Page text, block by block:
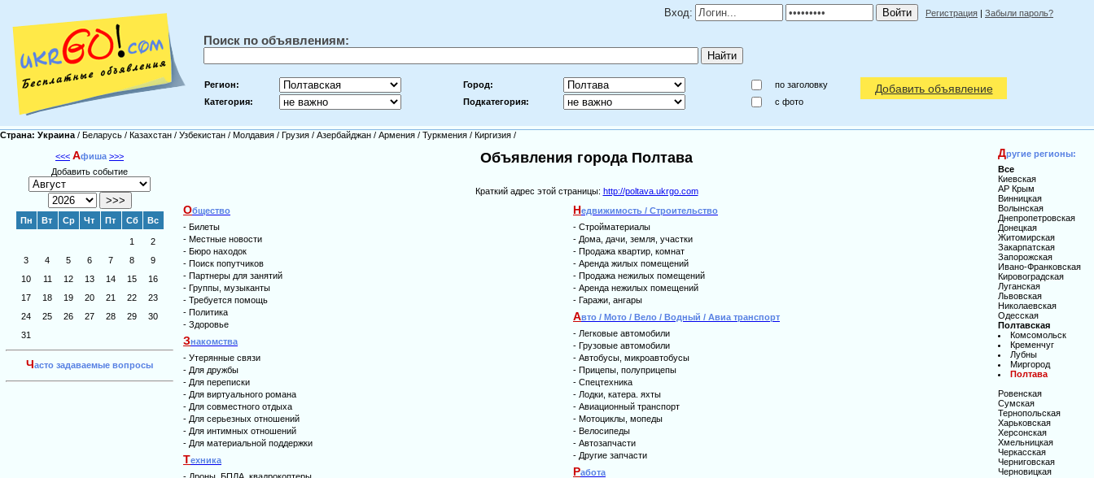
Вход: Регистрация | Забыли пароль?
Поиск по объявлениям:
Регион: Город:
по заголовку
Категория:
Подкатегория: c фото
Добавить объявление
Страна: Украина / Беларусь / Казахстан / Узбекистан / Молдавия / Грузия / Азербайджан / Армения / Туркмения / Киргизия /
<<< Афиша >>>
Добавить событие
Пн Вт Ср Чт Пт Сб Вс
1
2
3
4 5 6 7 8
9
10
11 12 13 14 15
16
17
18 19 20 21 22
23
24
25 26 27 28 29
30
31
Часто задаваемые вопросы
Объявления города Полтава
Краткий адрес этой страницы: http://poltava.ukrgo.com
Общество
- Билеты
- Местные новости
- Бюро находок
- Поиск попутчиков
- Партнеры для занятий
- Группы, музыканты
- Требуется помощь
- Политика
- Здоровье
Знакомства
- Утерянные связи
- Для дружбы
- Для переписки
- Для виртуального романа
- Для совместного отдыха
- Для серьезных отношений
- Для интимных отношений
- Для материальной поддержки
Техника
Недвижимость / Строительство
- Стройматериалы
- Дома, дачи, земля, участки
- Продажа квартир, комнат
- Аренда жилых помещений
- Продажа нежилых помещений
- Аренда нежилых помещений
- Гаражи, ангары
Авто / Мото / Вело / Водный / Авиа транспорт
- Легковые автомобили
- Грузовые автомобили
- Автобусы, микроавтобусы
- Прицепы, полуприцепы
- Спецтехника
- Лодки, катера. яхты
- Авиационный транспорт
- Мотоциклы, мопеды
- Велосипеды
- Автозапчасти
- Другие запчасти
Работа
Другие регионы:
Все
Киевская
АР Крым
Винницкая
Волынская
Днепропетровская
Донецкая
Житомирская
Закарпатская
Запорожская
Ивано-Франковская
Кировоградская
Луганская
Львовская
Николаевская
Одесская
Полтавская
Комсомольск
Кременчуг
Лубны
Миргород
Полтава
Ровенская
Сумская
Тернопольская
Харьковская
Херсонская
Хмельницкая
Черкасская
Черниговская
Черновицкая